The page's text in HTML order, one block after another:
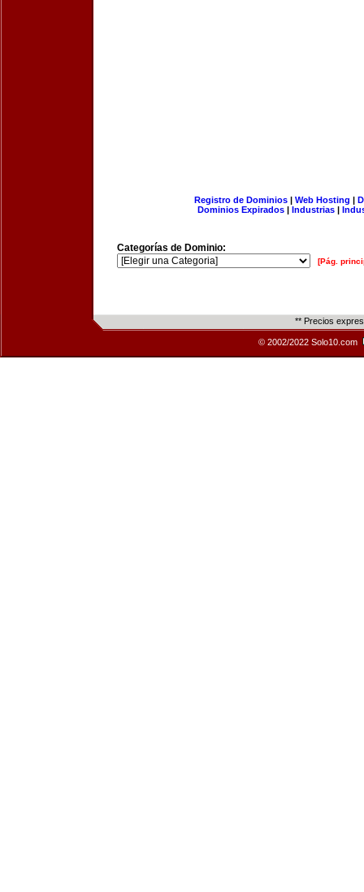
Registro de Dominios| Web Hosting |
Dominios Expirados | Industrias |
Categorías de Dominio:
[Pág.
** Precios
© 2002/2022 Solo10.com